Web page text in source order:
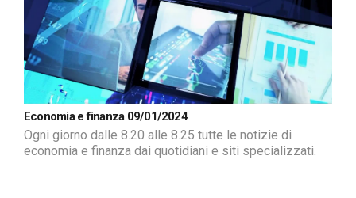
Economia e finanza 09/01/2024
Ogni giorno dalle 8.20 alle 8.25 tutte le notizie di
economia e finanza dai quotidiani e siti specializzati.